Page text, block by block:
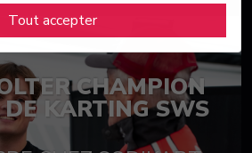
Tout accepter
CHAMPION
KARTING SWS